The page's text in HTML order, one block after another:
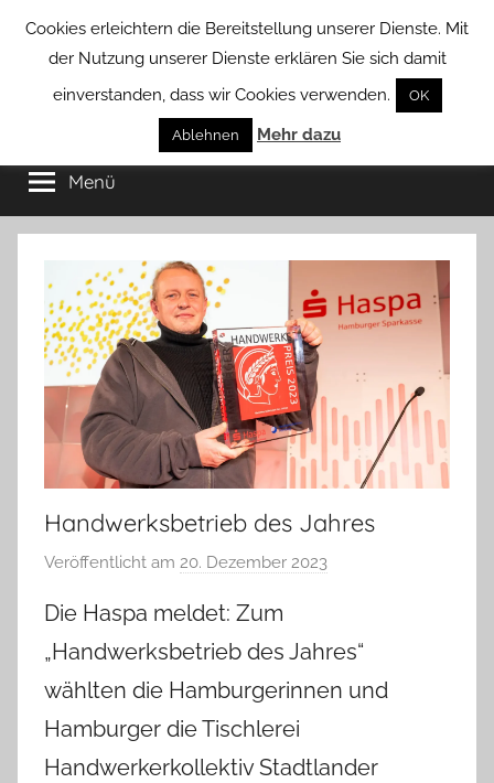
Borstel
von
Groß
Borstel
Menü
Handwerksbetrieb des Jahres
Veröffentlicht am 20. Dezember 2023
T
a
Die Haspa meldet: Zum
„Handwerksbetrieb des Jahres“
wählten die Hamburgerinnen und
Hamburger die Tischlerei
Handwerkerkollektiv Stadtlander
Cookies erleichtern die Bereitstellung unserer Dienste. Mit
der Nutzung unserer Dienste erklären Sie sich damit
einverstanden, dass wir Cookies verwenden.
OK
Ablehnen Mehr dazu